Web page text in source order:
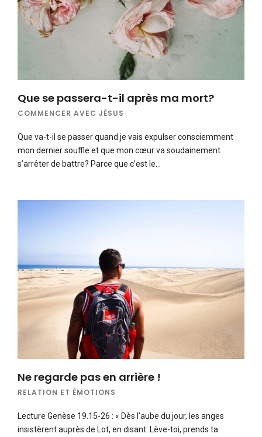
Que se passera-t-il après ma mort?
COMMENCER AVEC JÉSUS
Que va-t-il se passer quand je vais expulser consciemment
mon dernier souffle et que mon cœur va soudainement
s’arrêter de battre? Parce que c’est le…
Ne regarde pas en arrière !
RELATION ET ÉMOTIONS
Lecture Genèse 19.15-26 : « Dès l’aube du jour, les anges
insistèrent auprès de Lot, en disant: Lève-toi, prends ta